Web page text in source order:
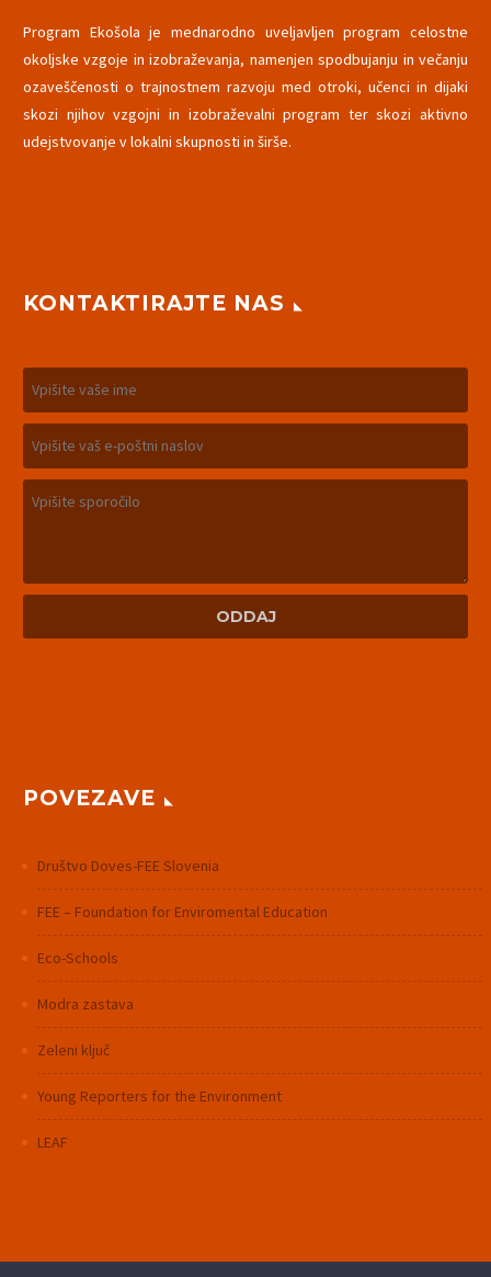
Program Ekošola je mednarodno uveljavljen program celostne
okoljske vzgoje in izobraževanja, namenjen spodbujanju in večanju
ozaveščenosti o trajnostnem razvoju med otroki, učenci in dijaki
skozi njihov vzgojni in izobraževalni program ter skozi aktivno
udejstvovanje v lokalni skupnosti in širše.
KONTAKTIRAJTE NAS
POVEZAVE
Društvo Doves-FEE Slovenia
FEE – Foundation for Enviromental Education
Eco-Schools
Modra zastava
Zeleni ključ
Young Reporters for the Environment
LEAF